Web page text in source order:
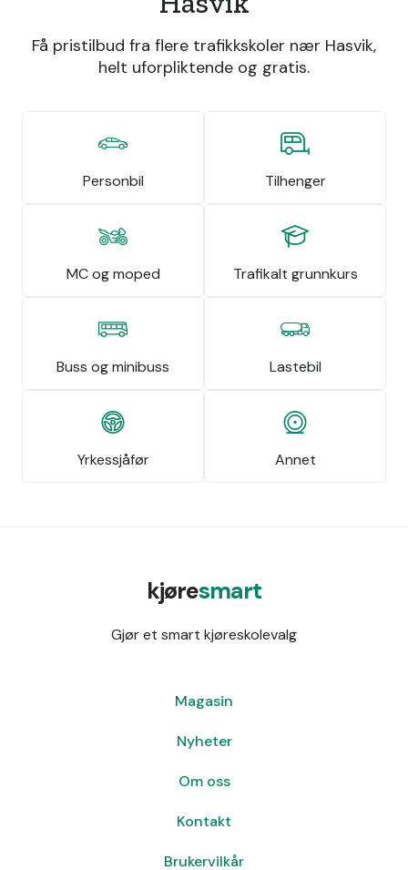
Få pristilbud fra flere trafikkskoler nær Hasvik,
helt uforpliktende og gratis.
Personbil Tilhenger
MC og moped Trafikalt grunnkurs
Buss og minibuss Lastebil
Yrkessjåfør Annet
kjøresmart
Gjør et smart kjøreskolevalg
Magasin
Nyheter
Om oss
Kontakt
Brukervilkår